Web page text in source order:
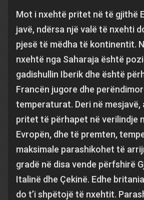
Mot i nxehtë pritet në të gjithë
javë, ndërsa një valë të nxehti
pjesë të mëdha të kontinentit.
nxehtë nga Saharaja është
gadishullin Iberik dhe është
Francën jugore dhe
temperaturat. Deri në mesjavë,
pritet të përhapet në verilindje
Evropën, dhe të premten,
maksimale parashikohet të
gradë në disa vende përfshirë
Italinë dhe Çekinë. Edhe
do t’i shpëtojë të nxehtit.